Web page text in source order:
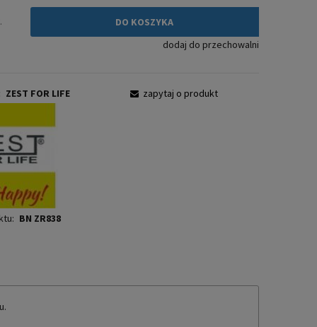
DO KOSZYKA
dodaj do przechowalni
ZEST FOR LIFE
BN ZR838
zapytaj o produkt